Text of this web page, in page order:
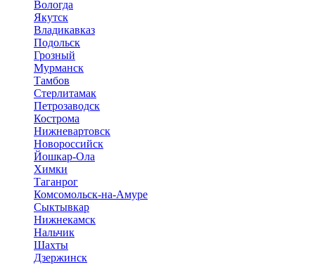
Вологда
Якутск
Владикавказ
Подольск
Грозный
Мурманск
Тамбов
Стерлитамак
Петрозаводск
Кострома
Нижневартовск
Новороссийск
Йошкар-Ола
Химки
Таганрог
Комсомольск-на-Амуре
Сыктывкар
Нижнекамск
Нальчик
Шахты
Дзержинск